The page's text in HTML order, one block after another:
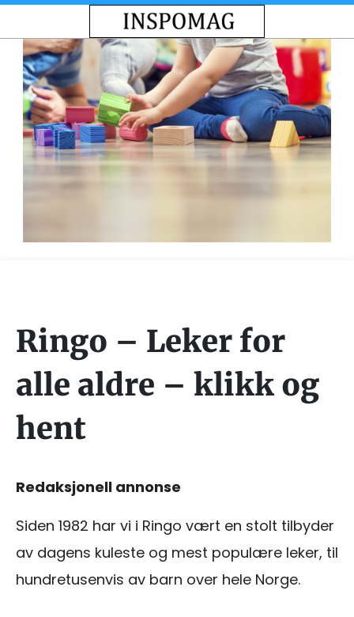
Ringo – Leker for
alle aldre – klikk og
hent
Redaksjonell annonse
Siden 1982 har vi i Ringo vært en stolt tilbyder
av dagens kuleste og mest populære leker, til
hundretusenvis av barn over hele Norge.